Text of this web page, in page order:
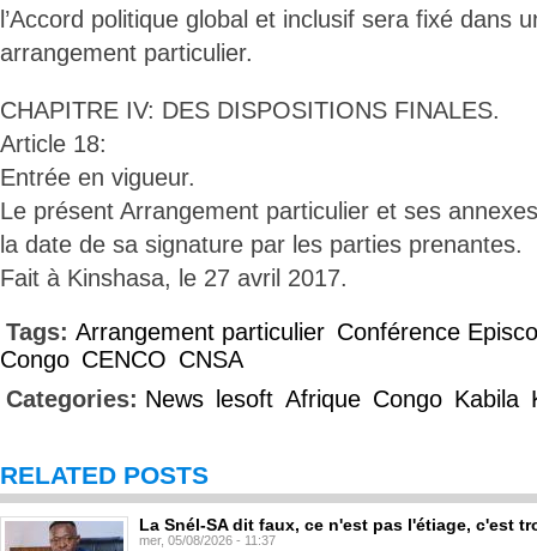
l’Accord politique global et inclusif sera fixé dans
arrangement particulier.
CHAPITRE IV: DES DISPOSITIONS FINALES.
Article 18:
Entrée en vigueur.
Le présent Arrangement particulier et ses
la date de sa signature par les parties prenantes.
Fait à Kinshasa, le 27 avril 2017.
Tags: Arrangement particulier Conférence
Congo CENCO CNSA
Categories: News lesoft Afrique Congo Kabila
RELATED POSTS
La Snél-SA dit faux, ce n'est pas l'étiage, c'est
mer, 05/08/2026 - 11:37